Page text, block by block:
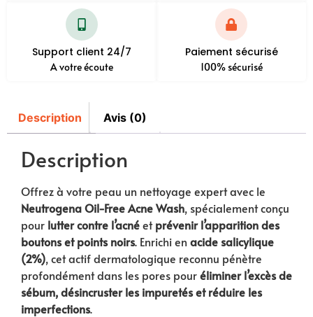
Support client 24/7
A votre écoute
Paiement sécurisé
100% sécurisé
Description Avis (0)
Description
Offrez à votre peau un nettoyage expert avec le
Neutrogena Oil-Free Acne Wash, spécialement conçu
pour lutter contre l’acnéetprévenir l’apparition des
boutons et points noirs. Enrichi en acide salicylique
(2%), cet actif dermatologique reconnu pénètre
profondément dans les pores pouréliminer l’excès de
sébum, désincruster les impuretés et réduire les
imperfections.